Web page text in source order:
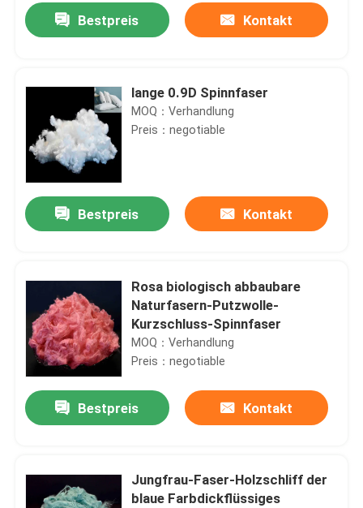
Startseite
Bestpreis Kontakt
lange 0.9D Spinnfaser
MOQ：Verhandlung
Preis：negotiable
Bestpreis Kontakt
Rosa biologisch abbaubare
Naturfasern-Putzwolle-
Kurzschluss-Spinnfaser
MOQ：Verhandlung
Preis：negotiable
Bestpreis Kontakt
Jungfrau-Faser-Holzschliff der
blaue Farbdickflüssiges